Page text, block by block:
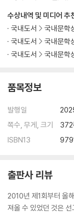
수상내역 및 미디어 추
국내도서
국내문학
국내도서
국내문학
국내도서
국내문학
품목정보
발행일
쪽수, 무게, 크기
ISBN13
출판사 리뷰
2010년 제1회부터 올
져올 수 있었던 것은